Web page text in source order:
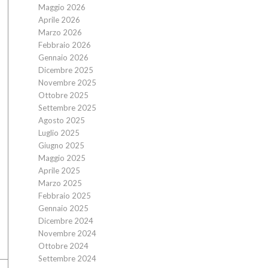
Maggio 2026
Aprile 2026
Marzo 2026
Febbraio 2026
Gennaio 2026
Dicembre 2025
Novembre 2025
Ottobre 2025
Settembre 2025
Agosto 2025
Luglio 2025
Giugno 2025
Maggio 2025
Aprile 2025
Marzo 2025
Febbraio 2025
Gennaio 2025
Dicembre 2024
Novembre 2024
Ottobre 2024
Settembre 2024